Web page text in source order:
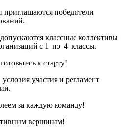
приглашаются победители
классные коллективы
с 1 по 4 классы.
к старту!
участия и регламент
за каждую команду!
вершинам!